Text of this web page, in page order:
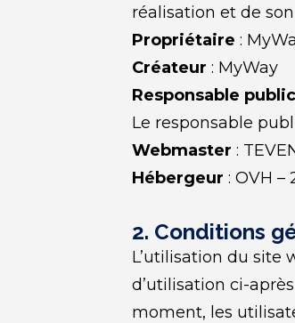
réalisation et de
Propriétaire :
Créateur : MyWay
Responsable
Le responsable
Webmaster :
Hébergeur : OVH –
2. Conditions
L’utilisation du site
d’utilisation ci-
moment, les